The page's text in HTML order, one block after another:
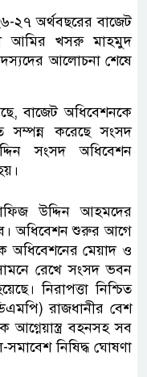
২৭ অর্থবছরের বাজেট
আমির খসরু মাহমুদ
আলোচনা শেষে
বাজেট অধিবেশনকে
সম্পন্ন করেছে সংসদ
সংসদ অধিবেশন
উদ্দিন আহমদের
অধিবেশন শুরুর আগে
অধিবেশনের মেয়াদ ও
রেখে সংসদ ভবন
নিরাপত্তা নিশ্চিত
রাজধানীর বেশ
বহনসহ সব
নিষিদ্ধ ঘোষণা